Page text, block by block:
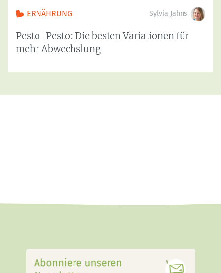
ERNÄHRUNG Sylvia Jahns
Pesto-Pesto: Die besten Variationen für
mehr Abwechslung